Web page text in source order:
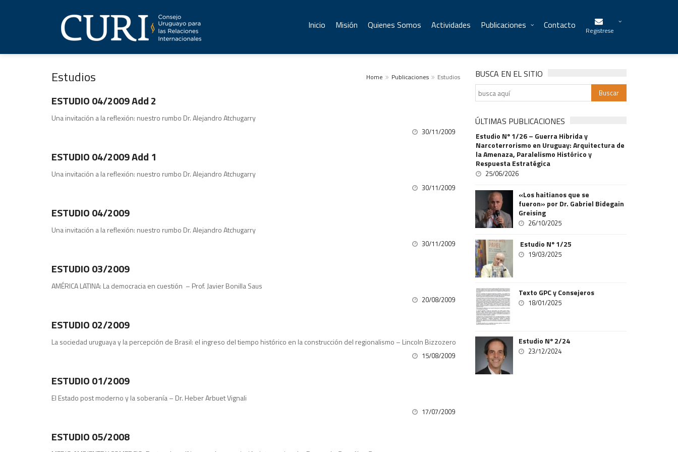
Inicio Misión Quienes Somos Actividades Publicaciones Contacto Registrese
Estudios Home Publicaciones Estudios
Publicaciones
ESTUDIO 04/2009 Add 2
Una invitación a la reflexión: nuestro rumbo Dr. Alejandro Atchugarry
30/11/2009
ESTUDIO 04/2009 Add 1
Una invitación a la reflexión: nuestro rumbo Dr. Alejandro Atchugarry
30/11/2009
ESTUDIO 04/2009
Una invitación a la reflexión: nuestro rumbo Dr. Alejandro Atchugarry
30/11/2009
ESTUDIO 03/2009
AMÉRICA LATINA: La democracia en cuestión – Prof. Javier Bonilla Saus
20/08/2009
ESTUDIO 02/2009
La sociedad uruguaya y la percepción de Brasil: el ingreso del tiempo histórico en la construcción del regionalismo – Lincoln Bizzozero
15/08/2009
ESTUDIO 01/2009
El Estado post moderno y la soberanía – Dr. Heber Arbuet Vignali
17/07/2009
ESTUDIO 05/2008
BUSCA EN EL SITIO
ÚLTIMAS PUBLICACIONES
Estudio Nº 1/26 – Guerra Hibrida y
Narcoterrorismo en Uruguay: Arquitectura de
la Amenaza, Paralelismo Histórico y
Respuesta Estratégica
25/06/2026
«Los haitianos que se
fueron» por Dr. Gabriel Bidegain
Greising
26/10/2025
Estudio Nº 1/25
19/03/2025
Texto GPC y Consejeros
18/01/2025
Estudio Nº 2/24
23/12/2024